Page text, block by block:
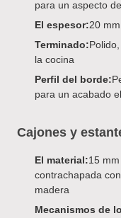
para un aspecto
El espesor:20
Terminado:
la cocina
Perfil del borde:
para un acabado
Cajones y
El material:15
contrachapada
madera
Mecanismos de